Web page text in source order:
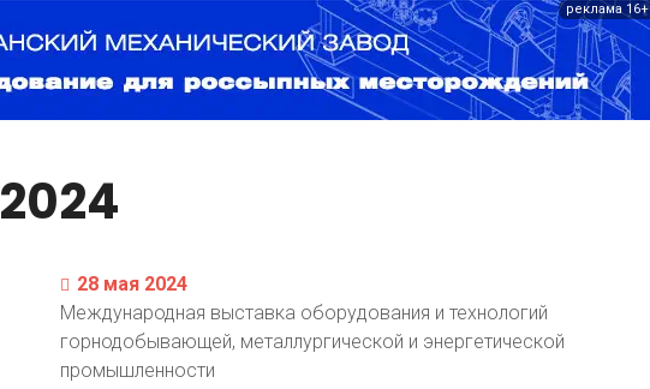
реклама 16+
2024
28 мая 2024
Международная выставка оборудования и технологий
горнодобывающей, металлургической и энергетической
промышленности